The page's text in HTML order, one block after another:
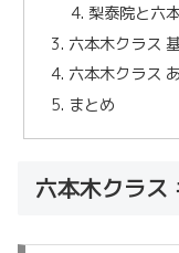
梨泰院と六
六本木クラス
六本木クラス
まとめ
六本木クラス